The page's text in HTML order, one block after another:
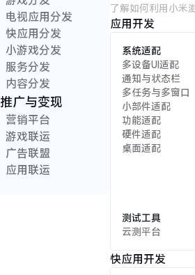
电视应用分发
快应用分发
小游戏分发
服务分发
内容分发
推广与变现
营销平台
游戏联运
广告联盟
应用联运
了解如何利用小米
应用开发
系统适配
多设备UI适配
通知与状态栏
多任务与多窗口
小部件适配
功能适配
硬件适配
桌面适配
测试工具
云测平台
快应用开发